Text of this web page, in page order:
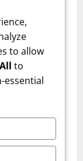
Tensiunea
Trofin-
to allow
to
essential